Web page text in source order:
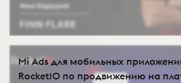
Mi Ads для мобильных
Rocket10 по продвижению на